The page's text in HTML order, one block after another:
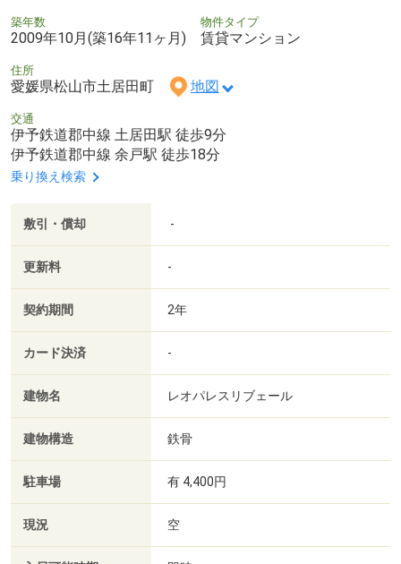
築年数
2009年10月(築16年11ヶ月)
物件タイプ
賃貸マンション
住所
愛媛県松山市土居田町 地図
交通
伊予鉄道郡中線 土居田駅 徒歩9分
伊予鉄道郡中線 余戸駅 徒歩18分
乗り換え検索
敷引・償却 -
更新料 -
契約期間 2年
カード決済 -
建物名 レオパレスリブェール
建物構造 鉄骨
駐車場 有 4,400円
現況 空